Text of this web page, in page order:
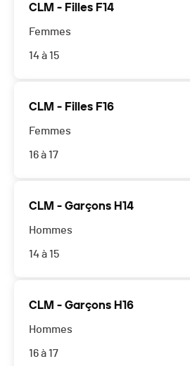
CLM - Filles F14
Femmes
14 à 15
CLM - Filles F16
Femmes
16 à 17
CLM - Garçons H14
Hommes
14 à 15
CLM - Garçons H16
Hommes
16 à 17